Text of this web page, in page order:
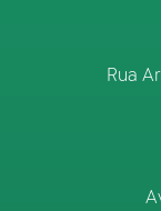
Rua